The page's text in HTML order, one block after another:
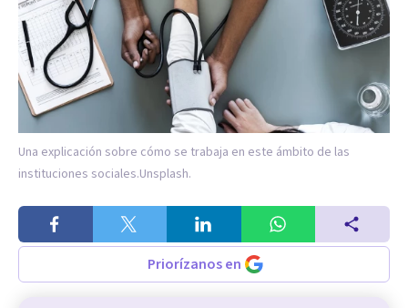
Una explicación sobre cómo se trabaja en este ámbito de las
instituciones sociales.Unsplash.
Priorízanos en